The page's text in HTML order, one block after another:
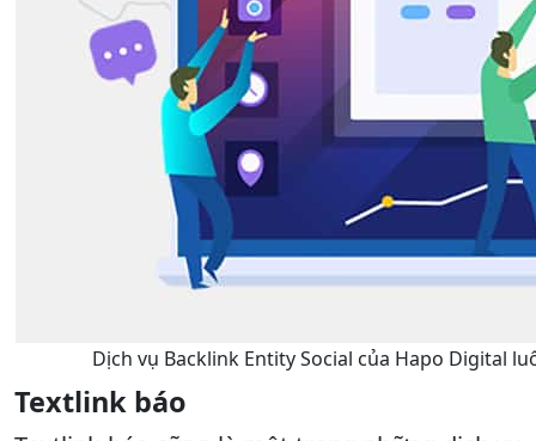
Dịch vụ Backlink Entity Social của Hapo Digital
Textlink báo